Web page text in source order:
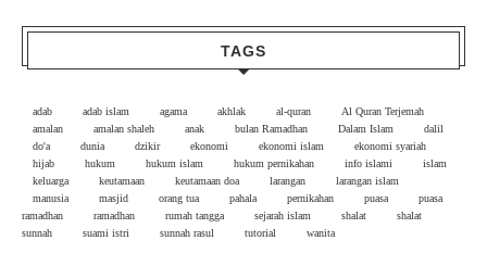
TAGS
adab adab islam agama akhlak al-quran
Al Quran Terjemah
amalan
amalan shaleh anak bulan Ramadhan Dalam Islam
dalil
do'a
dunia dzikir ekonomi ekonomi islam
ekonomi syariah
hijab
hukum hukum islam hukum pernikahan info islami
islam
keluarga
keutamaan keutamaan doa larangan
larangan islam
manusia
masjid orang tua pahala pernikahan puasa
puasa
ramadhan
ramadhan rumah tangga sejarah islam shalat
shalat
sunnah
suami istri sunnah rasul tutorial wanita